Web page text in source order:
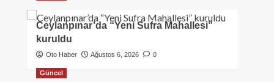
Ceylanpınar’da “Yeni Sufra Mahallesi”
kuruldu
Oto Haber Ağustos 6, 2026 0
Güncel